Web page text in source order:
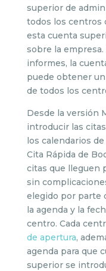
superior de
todos los centros
esta cuenta
sobre la
informes, la
puede obtener
de todos los
Desde la versión
introducir las
los calendarios
Cita Rápida de
citas que lleguen
sin
elegido por parte
la agenda y la
centro. Cada
de apertura,
agenda para que
superior se